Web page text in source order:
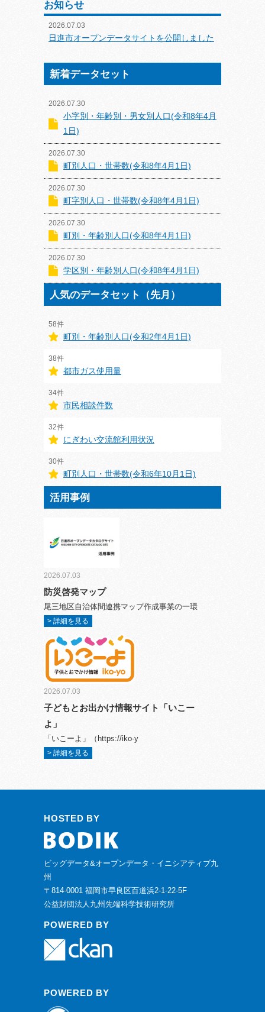
お知らせ
2026.07.03
日進市オープンデータサイトを公開しました
新着データセット
2026.07.30
小字別・年齢別・男女別人口(令和8年4月
1日)
2026.07.30
町別人口・世帯数(令和8年4月1日)
2026.07.30
町字別人口・世帯数(令和8年4月1日)
2026.07.30
町別・年齢別人口(令和8年4月1日)
2026.07.30
学区別・年齢別人口(令和8年4月1日)
人気のデータセット（先月）
58件
町別・年齢別人口(令和2年4月1日)
38件
都市ガス使用量
34件
市民相談件数
32件
にぎわい交流館利用状況
30件
町別人口・世帯数(令和6年10月1日)
活用事例
2026.07.03
防災啓発マップ
尾三地区自治体間連携マップ作成事業の一環
> 詳細を見る
2026.07.03
子どもとお出かけ情報サイト「いこー
よ」
「いこーよ」（https://iko-y
> 詳細を見る
HOSTED BY
ビッグデータ&オープンデータ・イニシアティブ九
州
〒814-0001 福岡市早良区百道浜2-1-22-5F
公益財団法人九州先端科学技術研究所
POWERED BY
POWERED BY